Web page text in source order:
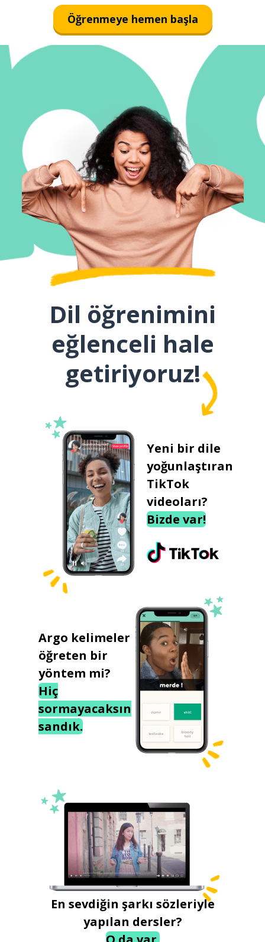
Öğrenmeye hemen başla
Dil öğrenimini
eğlenceli hale
getiriyoruz!
Yeni bir dile
yoğunlaştıran
TikTok
videoları?
Bizde var!
Argo kelimeler
öğreten bir
yöntem mi?
Hiç
sormayacaksın
sandık.
En sevdiğin şarkı sözleriyle
yapılan dersler?